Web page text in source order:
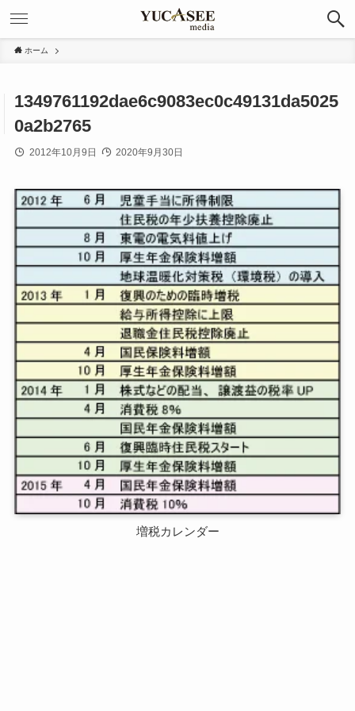
ホーム
1349761192dae6c9083ec0c49131da5025
0a2b2765
2012年10月9日 2020年9月30日
増税カレンダー